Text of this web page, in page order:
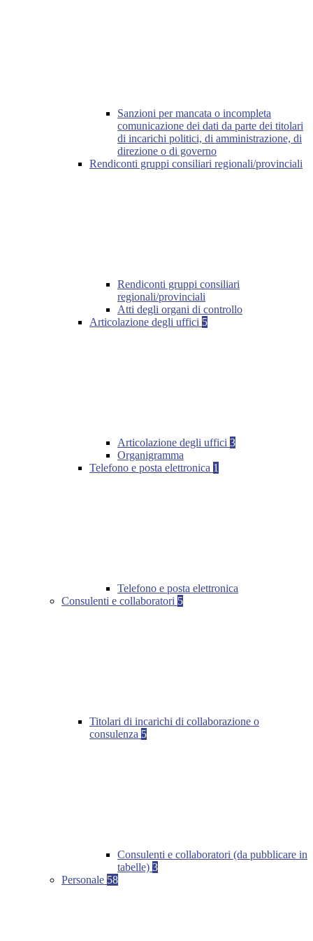
Sanzioni per mancata o incompleta
comunicazione dei dati da parte dei titolari
di incarichi politici, di amministrazione, di
direzione o di governo
Rendiconti gruppi consiliari regionali/provinciali
Rendiconti gruppi consiliari
regionali/provinciali
Atti degli organi di controllo
Articolazione degli uffici 5
Articolazione degli uffici 3
Organigramma
Telefono e posta elettronica 1
Telefono e posta elettronica
Consulenti e collaboratori 5
Titolari di incarichi di collaborazione o
consulenza 5
Consulenti e collaboratori (da pubblicare in
tabelle) 3
Personale 58